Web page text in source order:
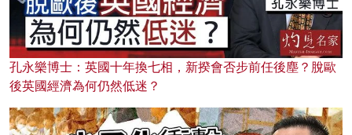
孔永樂博士：英國十年換七相，新揆會否步前任後塵？脫歐
後英國經濟為何仍然低迷？